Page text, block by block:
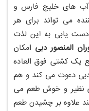
های خلیج فارس و
می تواند برای هر
یابی به این لذت
المنصور دبی امکان
یک کشتی فوق العاده
دعوت می کند و هم
نظیر و خوش طعم می
علاوه بر چشیدن طعم